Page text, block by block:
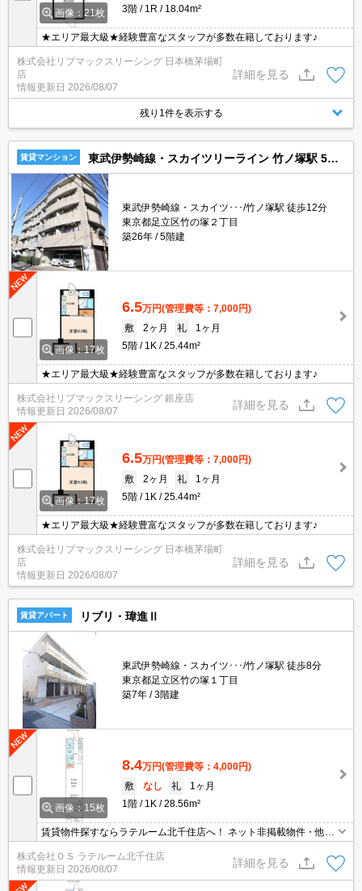
画像：21枚
3階
1R 18.04m²
★エリア最大級★経験豊富なスタッフが多数在籍しております♪
株式会社リブマックスリーシング 日本橋茅場町
店
情報更新日 2026/08/07
詳細を見る
残り1件を表示する
賃貸マンション 東武伊勢崎線・スカイツリーライン 竹ノ塚駅 5階建 築26年
東武伊勢崎線・スカイツ･･･/竹ノ塚駅 徒歩12分
東京都足立区竹の塚２丁目
築26年
5階建
画像：17枚
6.5万円(管理費等：7,000円)
敷
2ヶ月 礼
1ヶ月
5階
1K 25.44m²
★エリア最大級★経験豊富なスタッフが多数在籍しております♪
株式会社リブマックスリーシング 銀座店
情報更新日 2026/08/07
詳細を見る
画像：17枚
6.5万円(管理費等：7,000円)
敷
2ヶ月 礼
1ヶ月
5階
1K 25.44m²
★エリア最大級★経験豊富なスタッフが多数在籍しております♪
株式会社リブマックスリーシング 日本橋茅場町
店
情報更新日 2026/08/07
詳細を見る
賃貸アパート リブリ・瑋進Ⅱ
東武伊勢崎線・スカイツ･･･/竹ノ塚駅 徒歩8分
東京都足立区竹の塚１丁目
築7年
3階建
画像：15枚
8.4万円(管理費等：4,000円)
敷
なし 礼
1ヶ月
1階
1K 28.56m²
賃貸物件探すならラテルーム北千住店へ！ ネット非掲載物件・他社
様の物件もまとめてご案内いたします！！
株式会社ＯＳ ラテルーム北千住店
情報更新日 2026/08/07
詳細を見る